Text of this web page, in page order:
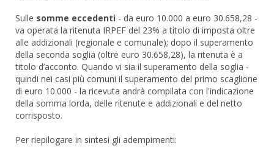
Sulle somme eccedenti - da euro 10.000 a euro 30.658,28 -
va operata la ritenuta IRPEF del 23% a titolo di imposta oltre
alle addizionali (regionale e comunale); dopo il superamento
della seconda soglia (oltre euro 30.658,28), la ritenuta è a
titolo d’acconto. Quando vi sia il superamento della soglia -
quindi nei casi più comuni il superamento del primo scaglione
di euro 10.000 - la ricevuta andrà compilata con l'indicazione
della somma lorda, delle ritenute e addizionali e del netto
corrisposto.
Per riepilogare in sintesi gli adempimenti: